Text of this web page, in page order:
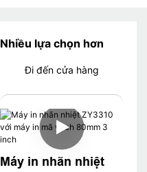
Nhiều lựa chọn hơn
Đi đến cửa hàng
Máy in nhãn nhiệt